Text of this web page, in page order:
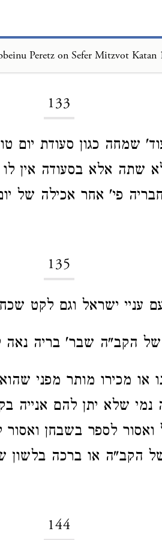
Peretz on Sefer Mitzvot Katan
133
שמחה כגון סעודת יום
שתה אלא בסעודה אין לו
פי' אחר אכילה של
135
עם עניי ישראל וגם לקט
של הקב"ה שבר' בריה נאה
או מכירו מותר מפני
נמי שלא יתן להם אנייה
לספר בשבחן
הקב"ה או ברכה בלשון
144